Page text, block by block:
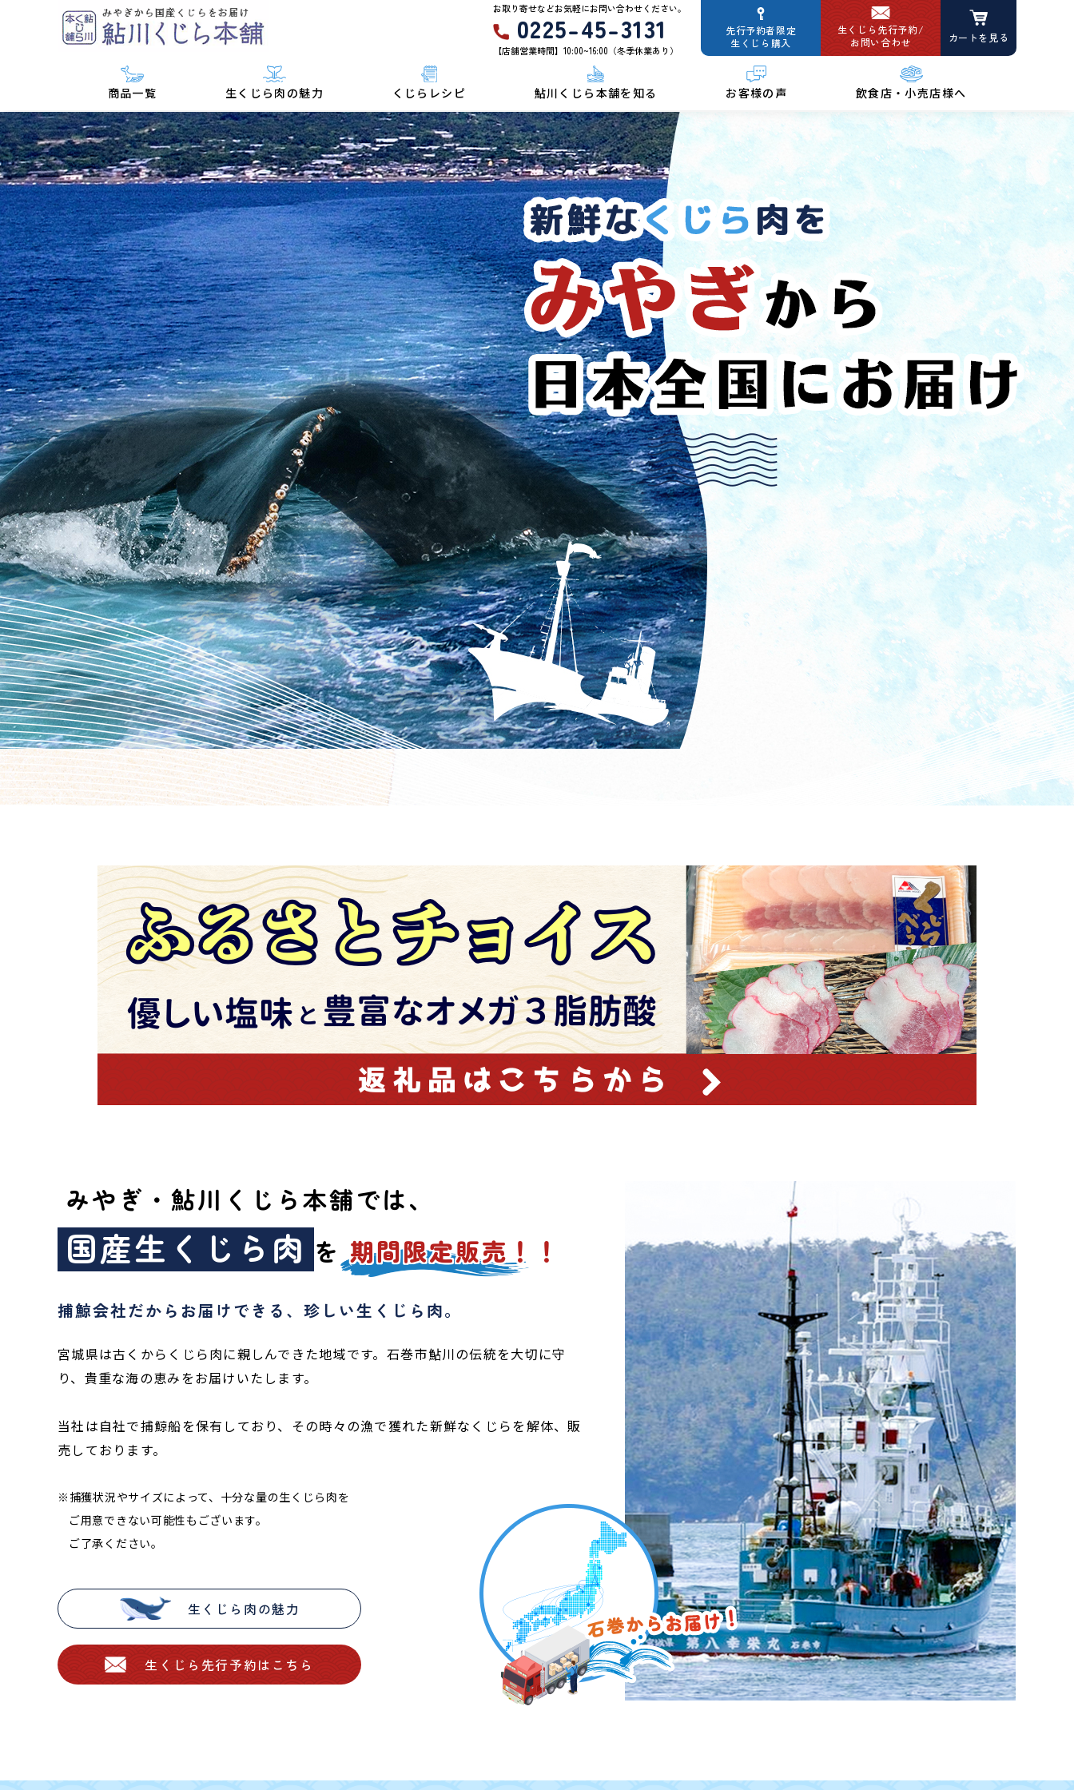
お取り寄せなどお気軽にお問い合わせください。
0225-45-3131
【店舗営業時間】10:00~16:00（冬季休業あり）
先行予約者限定
生くじら購入
生くじら先行予約/
お問い合わせ
カートを見る
商品一覧 生くじら肉の魅力 くじらレシピ 鮎川くじら本舗を知る お客様の声 飲食店・小売店様へ
みやぎ・鮎川くじら本舗では、
国産生くじら肉 を 期間限定販売！！
捕鯨会社だからお届けできる、珍しい生くじら肉。
宮城県は古くからくじら肉に親しんできた地域です。石巻市鮎川の伝統を大切に守
り、貴重な海の恵みをお届けいたします。
当社は自社で捕鯨船を保有しており、その時々の漁で獲れた新鮮なくじらを解体、販
売しております。
※捕獲状況やサイズによって、十分な量の生くじら肉を
ご用意できない可能性もございます。
ご了承ください。
生くじら肉の魅力
生くじら先行予約はこちら